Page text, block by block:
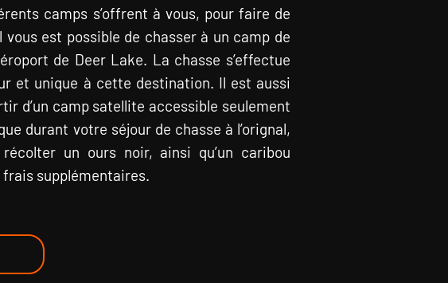
camps s’offrent à vous, pour faire de
est possible de chasser à un camp de
de Deer Lake. La chasse s’effectue
et unique à cette destination. Il est aussi
d’un camp satellite accessible seulement
durant votre séjour de chasse à l’orignal,
un ours noir, ainsi qu’un caribou
supplémentaires.